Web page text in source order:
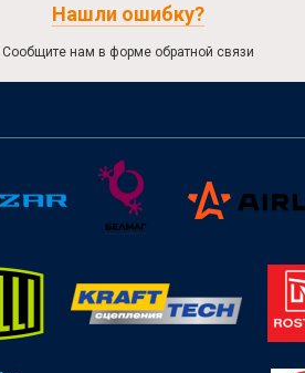
Нашли ошибку?
Сообщите нам в форме обратной связи